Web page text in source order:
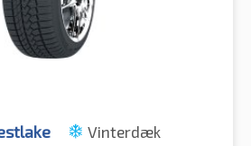
Vinterdæk